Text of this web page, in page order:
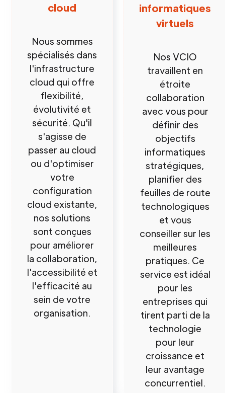
cloud
Nous sommes
spécialisés dans
l'infrastructure
cloud qui offre
flexibilité,
évolutivité et
sécurité. Qu'il
s'agisse de
passer au cloud
ou d'optimiser
votre
configuration
cloud existante,
nos solutions
sont conçues
pour améliorer
la collaboration,
l'accessibilité et
l'efficacité au
sein de votre
organisation.
informatiques
virtuels
Nos VCIO
travaillent en
étroite
collaboration
avec vous pour
définir des
objectifs
informatiques
stratégiques,
planifier des
feuilles de route
technologiques
et vous
conseiller sur les
meilleures
pratiques. Ce
service est idéal
pour les
entreprises qui
tirent parti de la
technologie
pour leur
croissance et
leur avantage
concurrentiel.